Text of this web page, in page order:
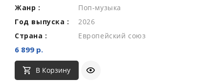
Жанр :
Поп-музыка
Год выпуска :
2026
Страна :
Европейский союз
6 899 р.
В Корзину